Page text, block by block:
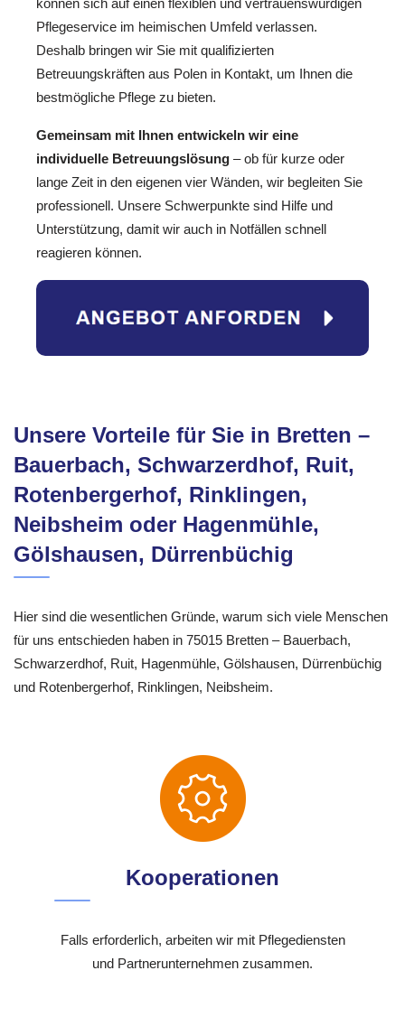
Pflegeservice im heimischen Umfeld verlassen.
Deshalb bringen wir Sie mit qualifizierten
Betreuungskräften aus Polen in Kontakt, um Ihnen die
bestmögliche Pflege zu bieten.
Gemeinsam mit Ihnen entwickeln wir eine
individuelle Betreuungslösung – ob für kurze oder
lange Zeit in den eigenen vier Wänden, wir begleiten Sie
professionell. Unsere Schwerpunkte sind Hilfe und
Unterstützung, damit wir auch in Notfällen schnell
reagieren können.
Unsere Vorteile für Sie in Bretten –
Bauerbach, Schwarzerdhof, Ruit,
Rotenbergerhof, Rinklingen,
Neibsheim oder Hagenmühle,
Gölshausen, Dürrenbüchig
Hier sind die wesentlichen Gründe, warum sich viele Menschen
für uns entschieden haben in 75015 Bretten – Bauerbach,
Schwarzerdhof, Ruit, Hagenmühle, Gölshausen, Dürrenbüchig
und Rotenbergerhof, Rinklingen, Neibsheim.
Kooperationen
Falls erforderlich, arbeiten wir mit Pflegediensten
und Partnerunternehmen zusammen.